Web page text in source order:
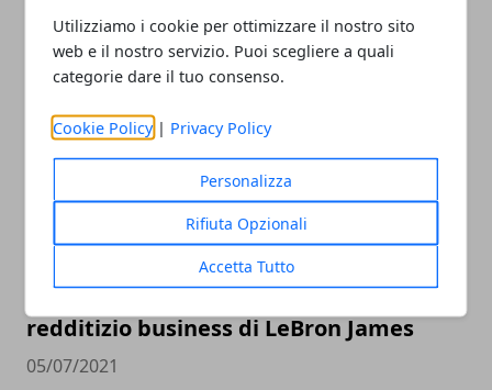
Utilizziamo i cookie per ottimizzare il nostro sito
web e il nostro servizio. Puoi scegliere a quali
categorie dare il tuo consenso.
Cookie Policy | Privacy Policy
Personalizza
Rifiuta Opzionali
Accetta Tutto
ARTICOLI CORRELATI
I paperoni della NBA: il vorticoso e
redditizio business di LeBron James
05/07/2021